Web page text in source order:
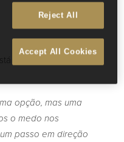
disponível em
opção, mas uma
o medo nos
passo em direção
Reject All
Accept All Cookies